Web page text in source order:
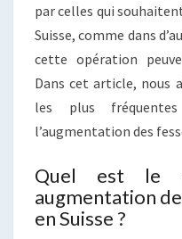
par celles qui
Suisse, comme dans
cette opération
Dans cet article, nous
les plus
l’augmentation des
Quel est le
augmentation
en Suisse ?